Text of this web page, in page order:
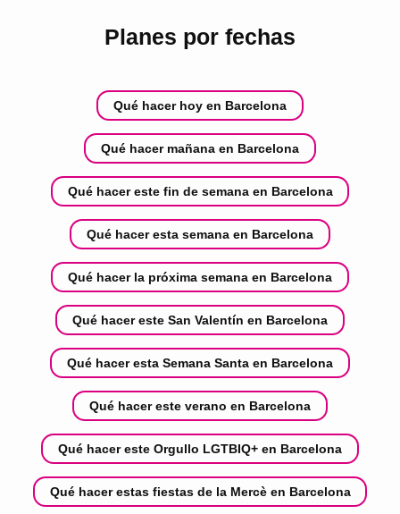
Planes por fechas
Qué hacer hoy en Barcelona
Qué hacer mañana en Barcelona
Qué hacer este fin de semana en Barcelona
Qué hacer esta semana en Barcelona
Qué hacer la próxima semana en Barcelona
Qué hacer este San Valentín en Barcelona
Qué hacer esta Semana Santa en Barcelona
Qué hacer este verano en Barcelona
Qué hacer este Orgullo LGTBIQ+ en Barcelona
Qué hacer estas fiestas de la Mercè en Barcelona